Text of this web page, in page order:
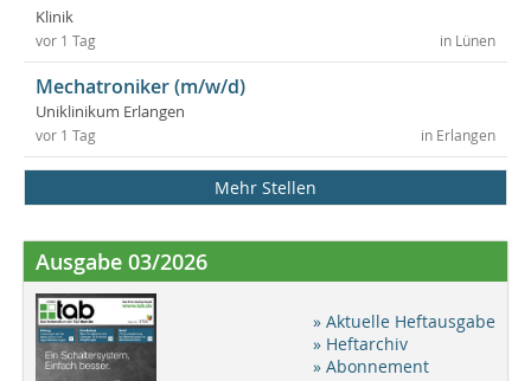
Klinik
in Lünen
vor 1 Tag
Mechatroniker (m/w/d)
Uniklinikum Erlangen
in Erlangen
vor 1 Tag
Mehr Stellen
Ausgabe 03/2026
» Aktuelle Heftausgabe
» Heftarchiv
» Abonnement